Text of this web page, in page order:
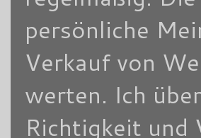
persönliche
Verkauf von
werten. Ich
Richtigkeit und